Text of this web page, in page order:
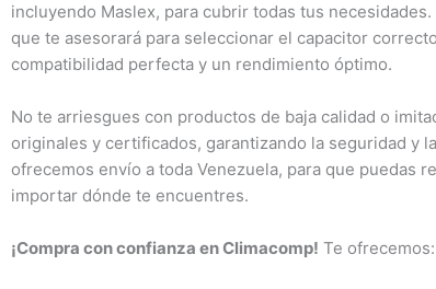
incluyendo Maslex, para cubrir todas tus
que te asesorará para seleccionar el capacitor
compatibilidad perfecta y un rendimiento óptimo.
No te arriesgues con productos de baja calidad o
originales y certificados, garantizando la seguridad y
ofrecemos envío a toda Venezuela, para que puedas
importar dónde te encuentres.
¡Compra con confianza en Climacomp! Te ofrecemos: